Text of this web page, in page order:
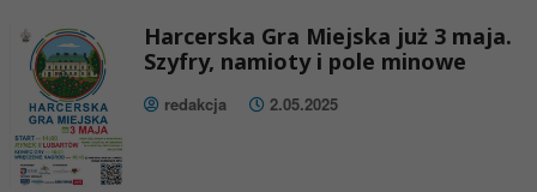
Harcerska Gra Miejska już 3 maja.
Szyfry, namioty i pole minowe
redakcja 2.05.2025